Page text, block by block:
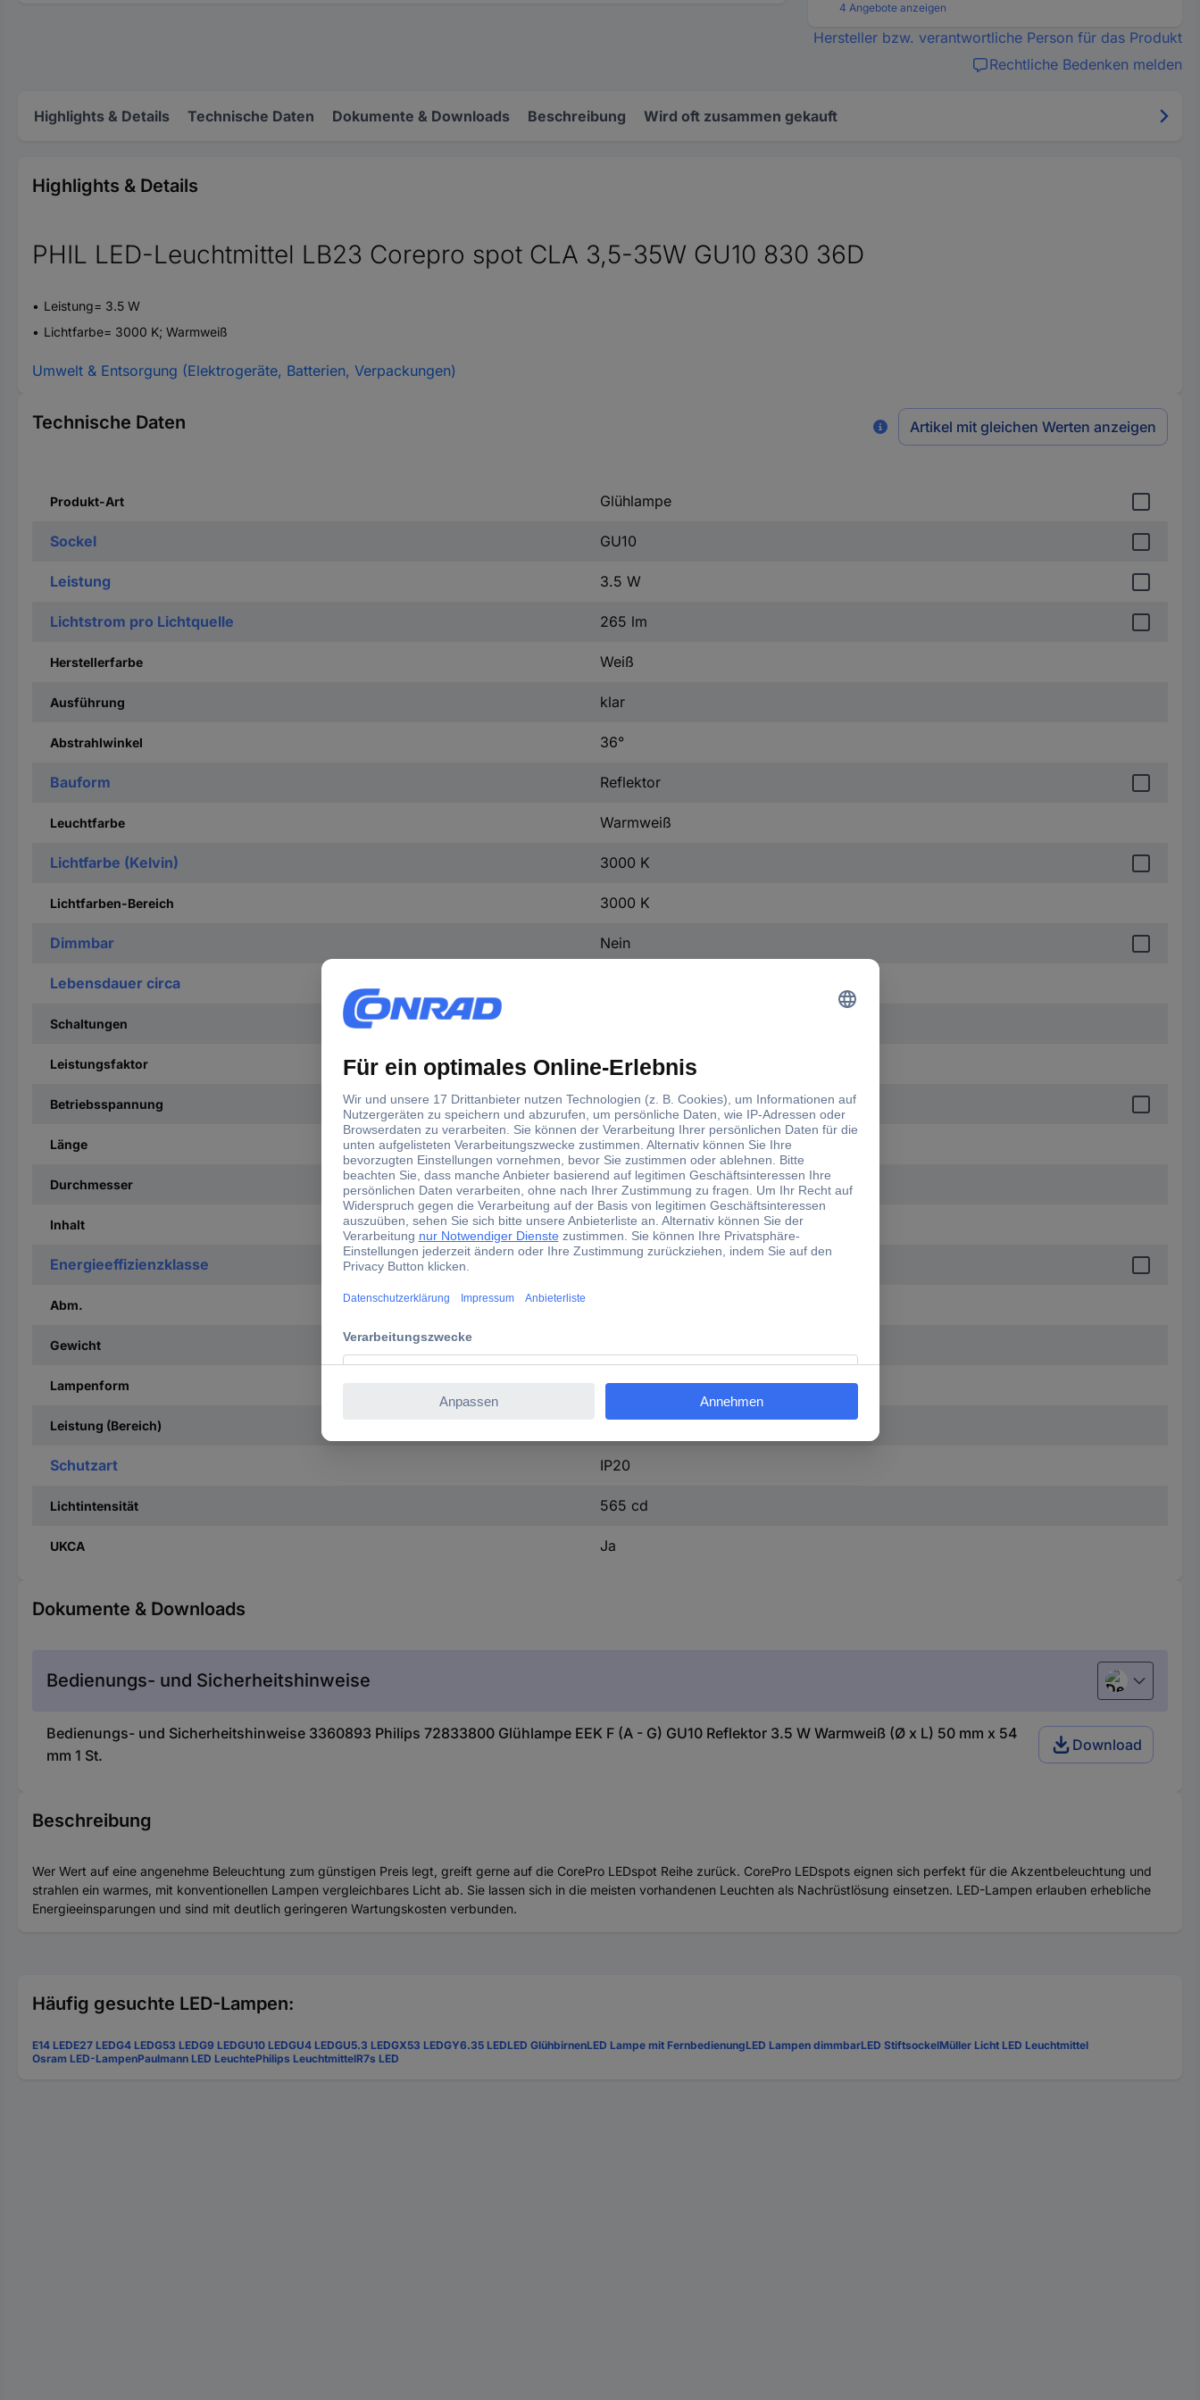
4 Angebote anzeigen
Hersteller bzw. verantwortliche Person für das Produkt
Rechtliche Bedenken melden
Highlights & Details Technische Daten Dokumente & Downloads Beschreibung Wird oft zusammen gekauft
Highlights & Details
PHIL LED-Leuchtmittel LB23 Corepro spot CLA 3,5-35W GU10 830 36D
Leistung= 3.5 W
Lichtfarbe= 3000 K; Warmweiß
Umwelt & Entsorgung (Elektrogeräte, Batterien, Verpackungen)
Technische Daten Artikel mit gleichen Werten anzeigen
Produkt-Art Glühlampe
Sockel GU10
Leistung 3.5 W
Lichtstrom pro Lichtquelle 265 lm
Herstellerfarbe Weiß
Ausführung klar
Abstrahlwinkel 36°
Bauform Reflektor
Leuchtfarbe Warmweiß
Lichtfarbe (Kelvin) 3000 K
Lichtfarben-Bereich 3000 K
Dimmbar Nein
Lebensdauer circa
Schaltungen
Leistungsfaktor 0.5
Betriebsspannung 240 V
Länge 54 mm
Durchmesser 50 mm
Inhalt 1 St.
Energieeffizienzklasse
Abm.
Gewicht
Lampenform PAR16
Leistung (Bereich) 2.5 W - 4.9 W
Schutzart IP20
Lichtintensität 565 cd
UKCA Ja
Dokumente & Downloads
Bedienungs- und Sicherheitshinweise Deutsch
Bedienungs- und Sicherheitshinweise 3360893 Philips 72833800 Glühlampe EEK F (A - G) GU10 Reflektor 3.5 W Warmweiß (Ø x L) 50 mm x 54
mm 1 St.
Download
Beschreibung
Wer Wert auf eine angenehme Beleuchtung zum günstigen Preis legt, greift gerne auf die CorePro LEDspot Reihe zurück. CorePro LEDspots eignen sich perfekt für die Akzentbeleuchtung und
strahlen ein warmes, mit konventionellen Lampen vergleichbares Licht ab. Sie lassen sich in die meisten vorhandenen Leuchten als Nachrüstlösung einsetzen. LED-Lampen erlauben erhebliche
Energieeinsparungen und sind mit deutlich geringeren Wartungskosten verbunden.
Häufig gesuchte LED-Lampen:
E14 LEDE27 LEDG4 LEDG53 LEDG9 LEDGU10 LEDGU4 LEDGU5.3 LEDGX53 LEDGY6.35 LEDLED GlühbirnenLED Lampe mit FernbedienungLED Lampen dimmbarLED StiftsockelMüller Licht LED Leuchtmittel
Osram LED-LampenPaulmann LED LeuchtePhilips LeuchtmittelR7s LED